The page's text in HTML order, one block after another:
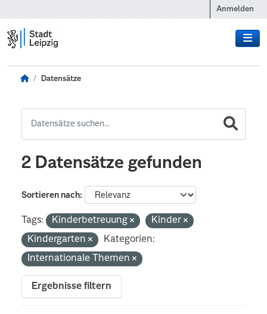
Anmelden
Datensätze
2 Datensätze gefunden
Sortieren nach
Tags: Kinderbetreuung
Kinder
Kindergarten
Kategorien:
Internationale Themen
Ergebnisse filtern